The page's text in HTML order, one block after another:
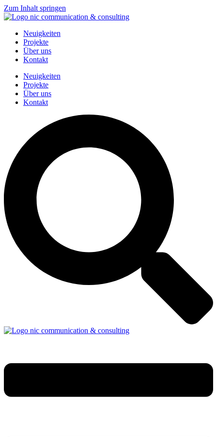
Zum Inhalt springen
Neuigkeiten
Projekte
Über uns
Kontakt
Neuigkeiten
Projekte
Über uns
Kontakt